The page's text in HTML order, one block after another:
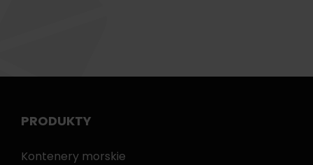
PRODUKTY
Kontenery morskie